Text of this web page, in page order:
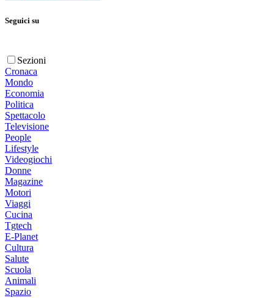
Seguici su
Sezioni
Cronaca
Mondo
Economia
Politica
Spettacolo
Televisione
People
Lifestyle
Videogiochi
Donne
Magazine
Motori
Viaggi
Cucina
Tgtech
E-Planet
Cultura
Salute
Scuola
Animali
Spazio